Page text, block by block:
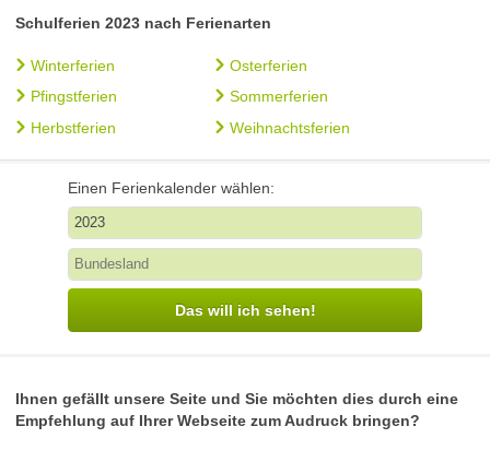
Schulferien 2023 nach Ferienarten
Winterferien
Osterferien
Pfingstferien
Sommerferien
Herbstferien
Weihnachtsferien
Einen Ferienkalender wählen:
Das will ich sehen!
Ihnen gefällt unsere Seite und Sie möchten dies durch eine
Empfehlung auf Ihrer Webseite zum Audruck bringen?